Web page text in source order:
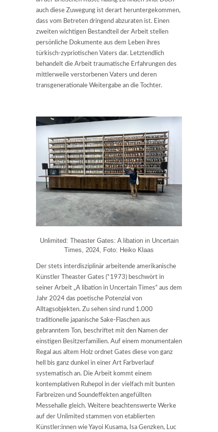
auch diese Zuwegung ist derart heruntergekommen,
dass vom Betreten dringend abzuraten ist. Einen
zweiten wichtigen Bestandteil der Arbeit stellen
persönliche Dokumente aus dem Leben ihres
türkisch-zypriotischen Vaters dar. Letztendlich
behandelt die Arbeit traumatische Erfahrungen des
mittlerweile verstorbenen Vaters und deren
transgenerationale Weitergabe an die Tochter.
Unlimited: Theaster Gates: A libation in Uncertain
Times, 2024, Foto: Heiko Klaas
Der stets interdisziplinär arbeitende amerikanische
Künstler Theaster Gates (*1973) beschwört in
seiner Arbeit „A libation in Uncertain Times“ aus dem
Jahr 2024 das poetische Potenzial von
Alltagsobjekten. Zu sehen sind rund 1.000
traditionelle japanische Sake-Flaschen aus
gebranntem Ton, beschriftet mit den Namen der
einstigen Besitzerfamilien. Auf einem monumentalen
Regal aus altem Holz ordnet Gates diese von ganz
hell bis ganz dunkel in einer Art Farbverlauf
systematisch an. Die Arbeit kommt einem
kontemplativen Ruhepol in der vielfach mit bunten
Farbreizen und Soundeffekten angefüllten
Messehalle gleich. Weitere beachtenswerte Werke
auf der Unlimited stammen von etablierten
Künstler:innen wie Yayoi Kusama, Isa Genzken, Luc